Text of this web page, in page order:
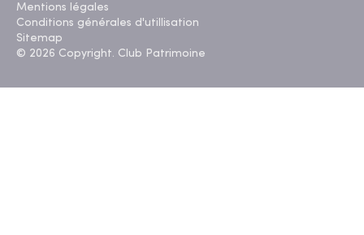
Mentions légales
Conditions générales d'utillisation
Sitemap
© 2026 Copyright. Club Patrimoine